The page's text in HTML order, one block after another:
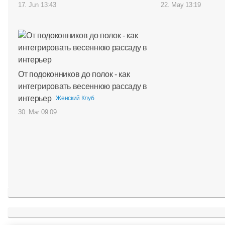
17. Jun 13:43 22. May 13:19
От подоконников до полок - как
интегрировать весеннюю рассаду в
интерьер
Женский Клуб
30. Mar 09:09